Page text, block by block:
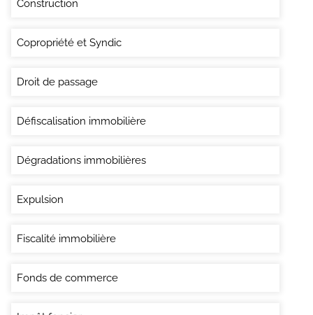
Construction
Copropriété et Syndic
Droit de passage
Défiscalisation immobilière
Dégradations immobilières
Expulsion
Fiscalité immobilière
Fonds de commerce